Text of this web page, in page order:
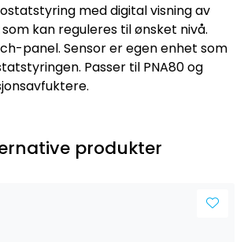
med digital visning av
kan reguleres til ønsket nivå.
panel. Sensor er egen enhet som
Passer til PNA80 og
produkter